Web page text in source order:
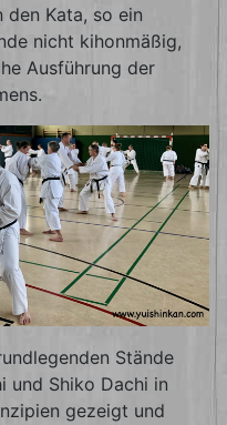
den Kata, so ein
nicht kihonmäßig,
Ausführung der
Stände
und Shiko Dachi in
gezeigt und